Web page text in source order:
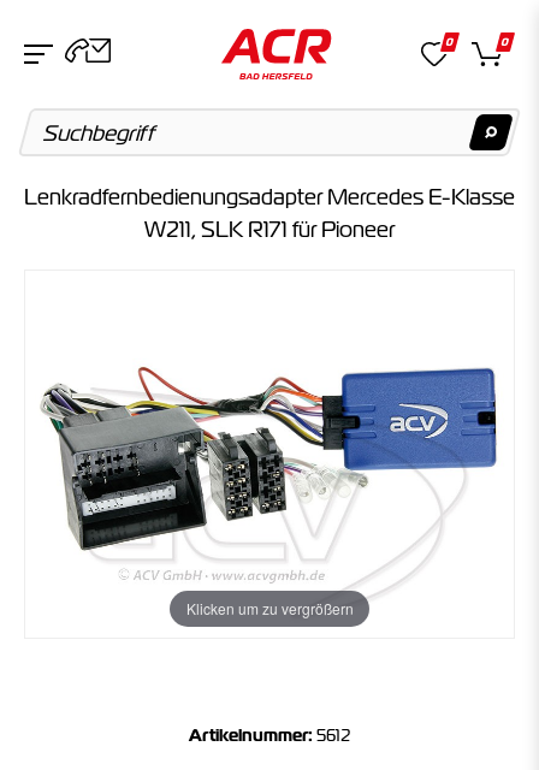
Keine Suchergebnisse gefunden.
Kategorien
Keine Suchergebnisse gefunden.
0 0
Lenkradfernbedienungsadapter Mercedes E-Klasse
W211, SLK R171 für Pioneer
Klicken um zu vergrößern
Artikelnummer: 5612